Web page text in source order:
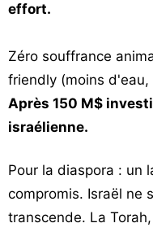
effort.
Zéro souffrance
friendly (moins d'eau,
Après 150 M$
israélienne.
Pour la diaspora : un
compromis. Israël ne
transcende. La